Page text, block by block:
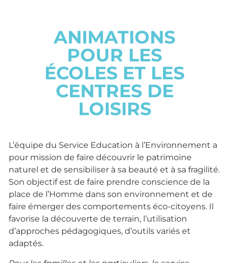
ANIMATIONS
POUR LES
ÉCOLES ET LES
CENTRES DE
LOISIRS
L’équipe du Service Education à l’Environnement a
pour mission de faire découvrir le patrimoine
naturel et de sensibiliser à sa beauté et à sa fragilité.
Son objectif est de faire prendre conscience de la
place de l’Homme dans son environnement et de
faire émerger des comportements éco-citoyens. Il
favorise la découverte de terrain, l’utilisation
d’approches pédagogiques, d’outils variés et
adaptés.